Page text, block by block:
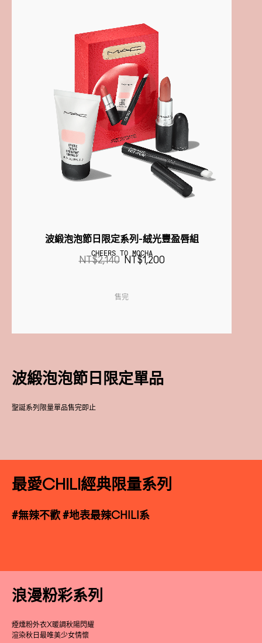
波緞泡泡節日限定系列-絨光豐盈唇組
CHEERS TO MOCHA
NT$2,140
NT$1,200
售完
波緞泡泡節日限定單品
聖誕系列限量單品售完即止
最愛CHILI經典限量系列
#無辣不歡 #地表最辣CHILI系
浪漫粉彩系列
煙燻粉外衣X暖調秋陽閃耀
渲染秋日最唯美少女情懷